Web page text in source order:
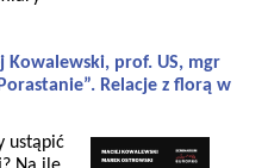
prof. US, mgr
Relacje z florą w
ustąpić